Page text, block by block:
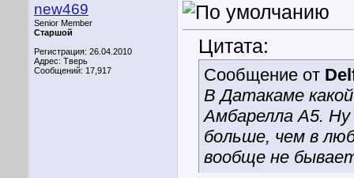
new469
Senior Member
Старшой
Регистрация: 26.04.2010
Адрес: Тверь
Сообщений: 17,917
Цитата:
Сообщение от
В Датакаме
Амбарелла А5. Ну
больше, чем в
вообще не